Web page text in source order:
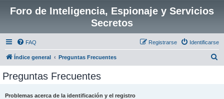
Foro de Inteligencia, Espionaje y Servicios
Secretos
FAQ Identificarse
Registrarse
Índice general Preguntas Frecuentes
Preguntas Frecuentes
Problemas acerca de la identificación y el registro